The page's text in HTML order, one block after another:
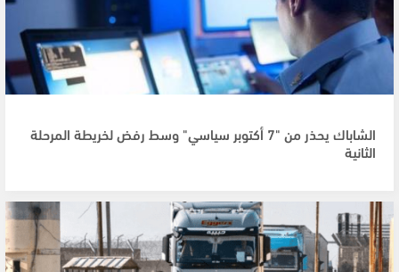
الشاباك يحذر من "7 أكتوبر سياسي" وسط رفض لخريطة المرحلة
الثانية